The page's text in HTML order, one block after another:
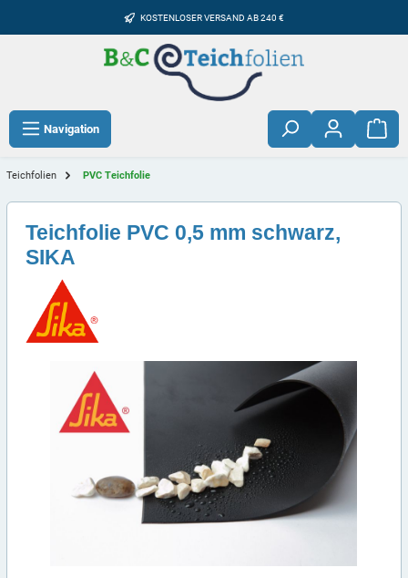
KOSTENLOSER VERSAND AB 240 €
Navigation
Teichfolien PVC Teichfolie
Teichfolie PVC 0,5 mm schwarz,
SIKA